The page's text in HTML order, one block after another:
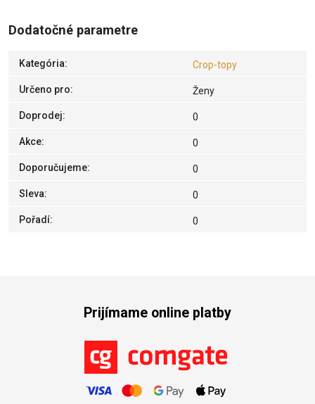
Dodatočné parametre
Kategória: Crop-topy
Určeno pro: Ženy
Doprodej: 0
Akce: 0
Doporučujeme: 0
Sleva: 0
Pořadí: 0
Prijímame online platby